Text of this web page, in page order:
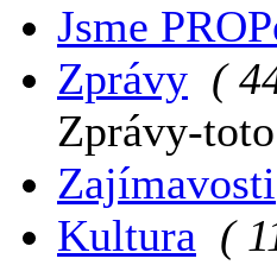
Jsme
Zprávy (
Zprávy-
Zajímavosti
Kultura (